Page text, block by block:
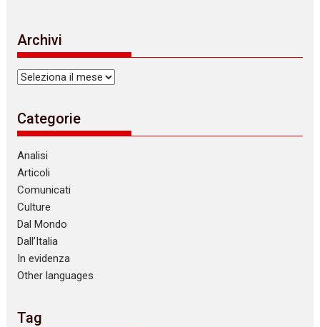
Archivi
Archivi
Categorie
Analisi
Articoli
Comunicati
Culture
Dal Mondo
Dall’Italia
In evidenza
Other languages
Tag